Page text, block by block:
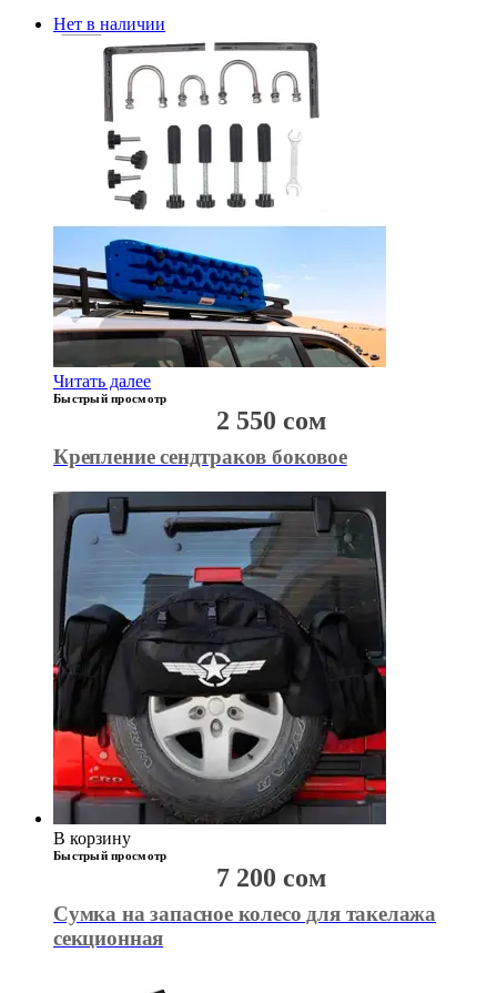
Нет в наличии
Читать далее
Быстрый просмотр
Крепление сендтраков боковое
2 550 сом
В корзину
Быстрый просмотр
Сумка на запасное колесо для такелажа
секционная
7 200 сом